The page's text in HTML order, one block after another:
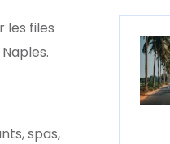
les files
spas,